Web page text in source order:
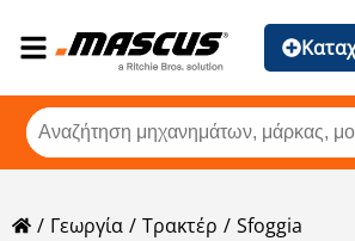
Γεωργία Τρακτέρ Sfoggia